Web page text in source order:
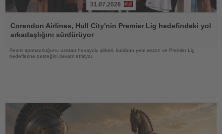
Oku
31.07.2026
Corendon Airlines, Hull City'nin Premier Lig hedefindeki yol
arkadaşlığını sürdürüyor
Resmi sponsorluğunu uzatan havayolu şirketi, kulübün yeni sezon ve Premier Lig
hedeflerine desteğini devam ettiriyor